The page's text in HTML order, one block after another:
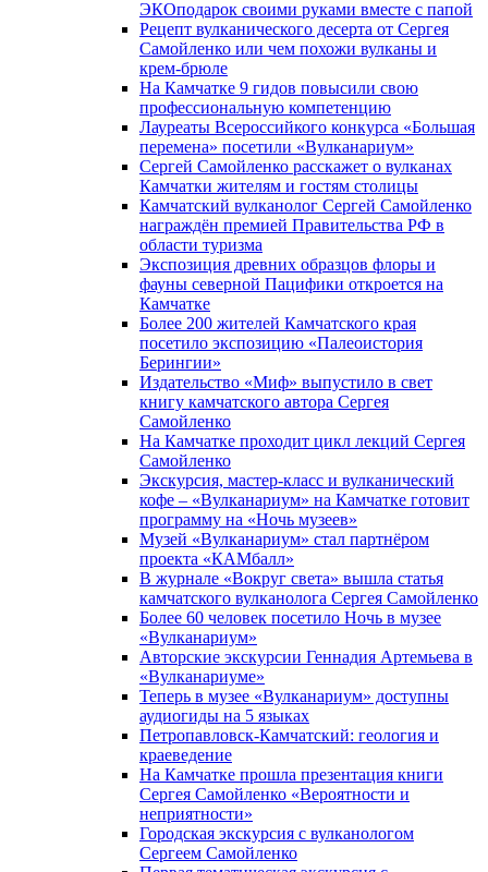
ЭКОподарок своими руками вместе с папой
Рецепт вулканического десерта от Сергея
Самойленко или чем похожи вулканы и
крем-брюле
На Камчатке 9 гидов повысили свою
профессиональную компетенцию
Лауреаты Всероссийкого конкурса «Большая
перемена» посетили «Вулканариум»
Сергей Самойленко расскажет о вулканах
Камчатки жителям и гостям столицы
Камчатский вулканолог Сергей Самойленко
награждён премией Правительства РФ в
области туризма
Экспозиция древних образцов флоры и
фауны северной Пацифики откроется на
Камчатке
Более 200 жителей Камчатского края
посетило экспозицию «Палеоистория
Берингии»
Издательство «Миф» выпустило в свет
книгу камчатского автора Сергея
Самойленко
На Камчатке проходит цикл лекций Сергея
Самойленко
Экскурсия, мастер-класс и вулканический
кофе – «Вулканариум» на Камчатке готовит
программу на «Ночь музеев»
Музей «Вулканариум» стал партнёром
проекта «КАМбалл»
В журнале «Вокруг света» вышла статья
камчатского вулканолога Сергея Самойленко
Более 60 человек посетило Ночь в музее
«Вулканариум»
Авторские экскурсии Геннадия Артемьева в
«Вулканариуме»
Теперь в музее «Вулканариум» доступны
аудиогиды на 5 языках
Петропавловск-Камчатский: геология и
краеведение
На Камчатке прошла презентация книги
Сергея Самойленко «Вероятности и
неприятности»
Городская экскурсия с вулканологом
Сергеем Самойленко